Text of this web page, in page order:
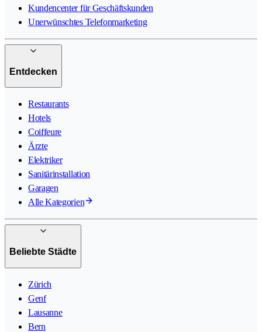
Kundencenter für Geschäftskunden
Unerwünschtes Telefonmarketing
Entdecken
Restaurants
Hotels
Coiffeure
Ärzte
Elektriker
Sanitärinstallation
Garagen
Alle Kategorien
Beliebte Städte
Zürich
Genf
Lausanne
Bern